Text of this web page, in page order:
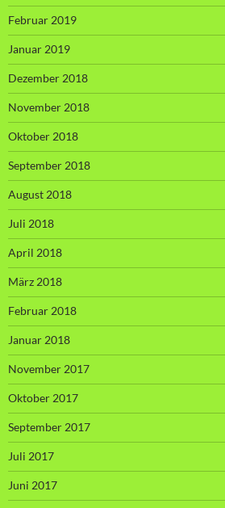
Februar 2019
Januar 2019
Dezember 2018
November 2018
Oktober 2018
September 2018
August 2018
Juli 2018
April 2018
März 2018
Februar 2018
Januar 2018
November 2017
Oktober 2017
September 2017
Juli 2017
Juni 2017